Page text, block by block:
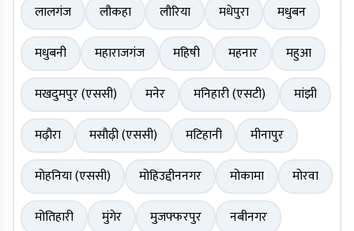
लालगंज
लौकहा लौरिया मधेपुरा
मधुबन
मधुबनी
महाराजगंज महिषी महनार
महुआ
मखदुमपुर (एससी)
मनेर मनिहारी (एसटी)
मांझी
मढ़ौरा
मसौढ़ी (एससी) मटिहानी
मीनापुर
मोहनिया (एससी)
मोहिउद्दीननगर मोकामा
मोरवा
मोतिहारी
मुंगेर मुजफ्फरपुर
नबीनगर